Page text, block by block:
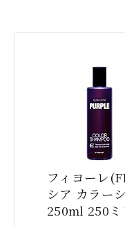
フィヨーレ
シア カラー
250ml 250